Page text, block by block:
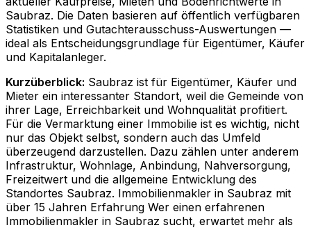
Saubraz. Die Daten basieren auf öffentlich verfügbaren
Statistiken und Gutachterausschuss-Auswertungen —
ideal als Entscheidungsgrundlage für Eigentümer, Käufer
und Kapitalanleger.
Kurzüberblick: Saubraz ist für Eigentümer, Käufer und
Mieter ein interessanter Standort, weil die Gemeinde von
ihrer Lage, Erreichbarkeit und Wohnqualität profitiert.
Für die Vermarktung einer Immobilie ist es wichtig, nicht
nur das Objekt selbst, sondern auch das Umfeld
überzeugend darzustellen. Dazu zählen unter anderem
Infrastruktur, Wohnlage, Anbindung, Nahversorgung,
Freizeitwert und die allgemeine Entwicklung des
Standortes Saubraz. Immobilienmakler in Saubraz mit
über 15 Jahren Erfahrung Wer einen erfahrenen
Immobilienmakler in Saubraz sucht, erwartet mehr als